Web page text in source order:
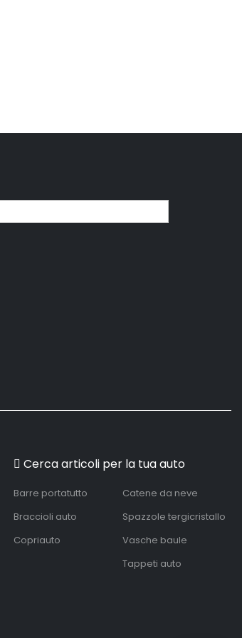
Cerca articoli per la tua auto
Barre portatutto
Braccioli auto
Copriauto
Catene da neve
Spazzole tergicristallo
Vasche baule
Tappeti auto